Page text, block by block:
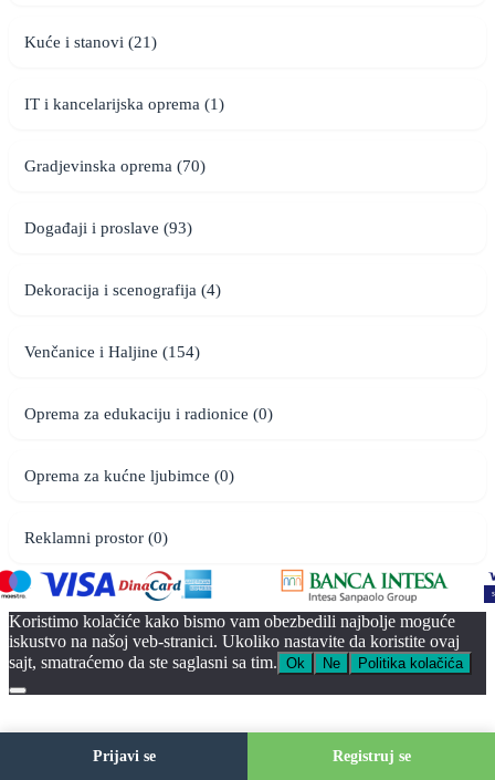
Kuće i stanovi (21)
IT i kancelarijska oprema (1)
Gradjevinska oprema (70)
Događaji i proslave (93)
Dekoracija i scenografija (4)
Venčanice i Haljine (154)
Oprema za edukaciju i radionice (0)
Oprema za kućne ljubimce (0)
Reklamni prostor (0)
Prijavi se Registruj se
Koristimo kolačiće kako bismo vam obezbedili najbolje moguće
iskustvo na našoj veb-stranici. Ukoliko nastavite da koristite ovaj
sajt, smatraćemo da ste saglasni sa tim. Ok Ne Politika kolačića